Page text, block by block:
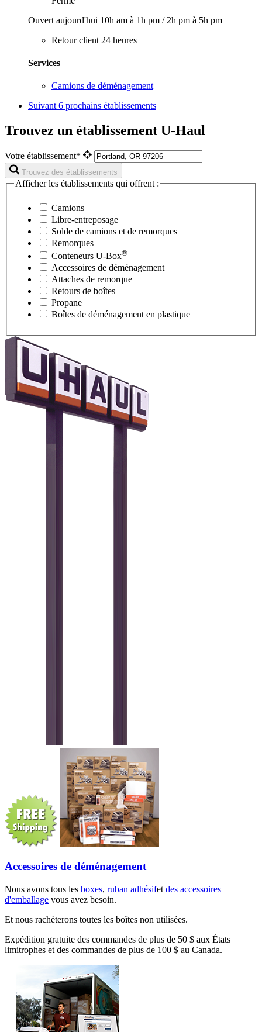
Ouvert aujourd'hui 10h am à 1h pm / 2h pm à 5h pm
Retour client 24 heures
Services
Camions de déménagement
Suivant 6 prochains établissements
Trouvez un établissement U-Haul
Votre établissement*
Trouvez des établissements
Afficher les établissements qui offrent :
Camions
Libre-entreposage
Solde de camions et de remorques
Remorques
Conteneurs U-Box®
Accessoires de déménagement
Attaches de remorque
Retours de boîtes
Propane
Boîtes de déménagement en plastique
Accessoires de déménagement
Nous avons tous les boxes, ruban adhésifet des accessoires
d'emballage vous avez besoin.
Et nous rachèterons toutes les boîtes non utilisées.
Expédition gratuite des commandes de plus de 50 $ aux États
limitrophes et des commandes de plus de 100 $ au Canada.